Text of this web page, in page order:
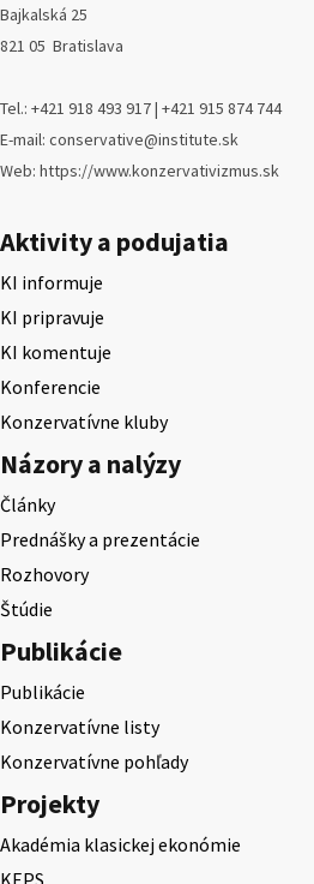
Bajkalská 25
821 05 Bratislava
Tel.: +421 918 493 917 | +421 915 874 744
E-mail: conservative@institute.sk
Web: https://www.konzervativizmus.sk
Aktivity a podujatia
KI informuje
KI pripravuje
KI komentuje
Konferencie
Konzervatívne kluby
Názory a nalýzy
Články
Prednášky a prezentácie
Rozhovory
Štúdie
Publikácie
Publikácie
Konzervatívne listy
Konzervatívne pohľady
Projekty
Akadémia klasickej ekonómie
KEPS